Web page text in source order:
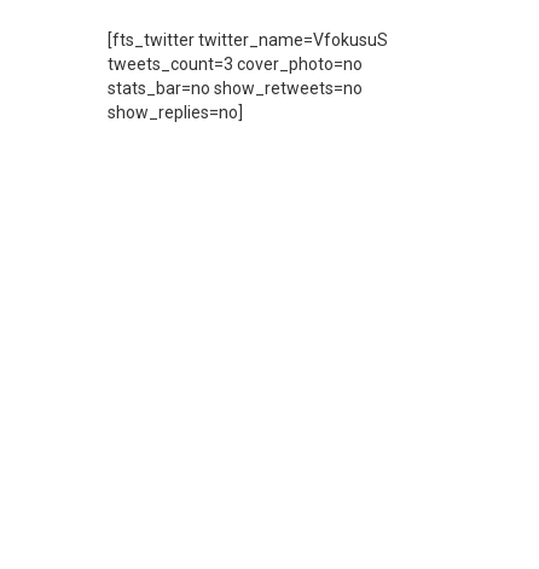
[fts_twitter twitter_name=VfokusuS
tweets_count=3 cover_photo=no
stats_bar=no show_retweets=no
show_replies=no]